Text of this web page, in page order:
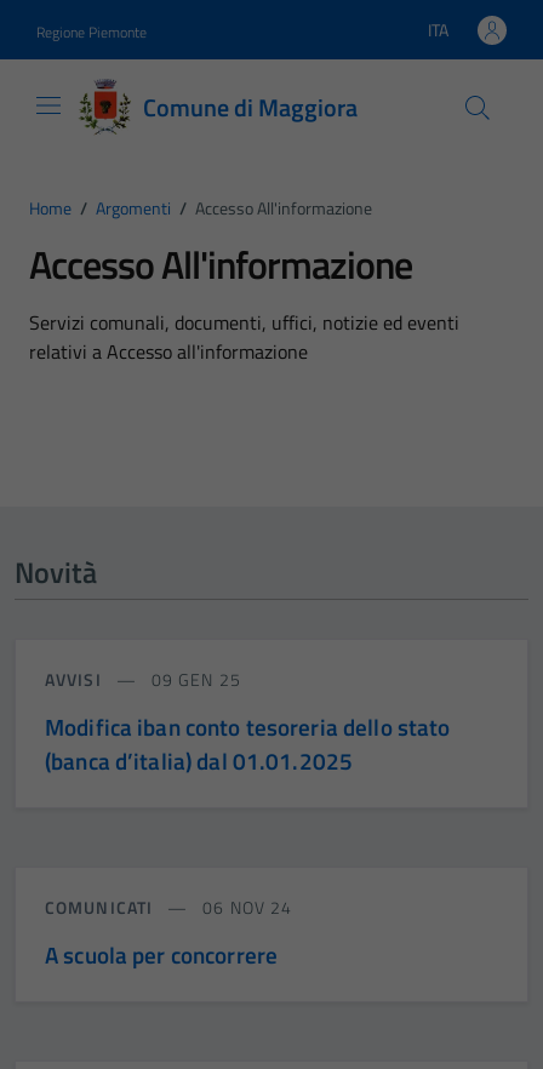
Regione Piemonte Lingua attiva:
ITA
Comune di Maggiora
Home / Argomenti / Accesso All'informazione
Accesso All'informazione
Dettagli dell'argomento
Servizi comunali, documenti, uffici, notizie ed eventi
relativi a Accesso all'informazione
Novità
AVVISI 09 GEN 25
Modifica iban conto tesoreria dello stato
(banca d’italia) dal 01.01.2025
COMUNICATI 06 NOV 24
A scuola per concorrere